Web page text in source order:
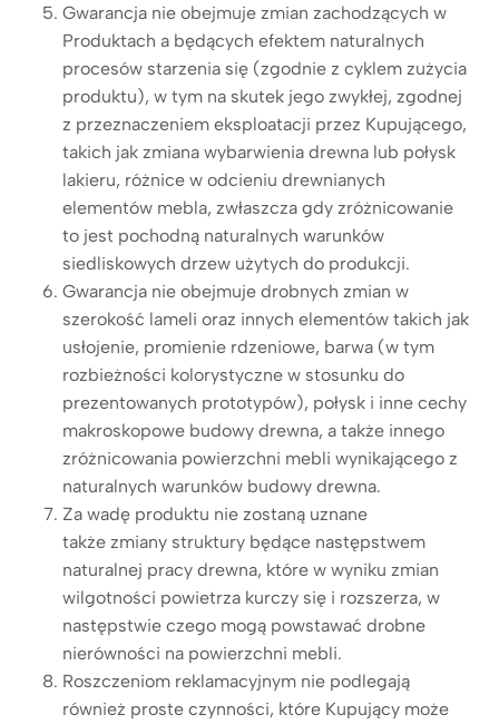
Gwarancja nie obejmuje zmian zachodzących w
Produktach a będących efektem naturalnych
procesów starzenia się (zgodnie z cyklem zużycia
produktu), w tym na skutek jego zwykłej, zgodnej
z przeznaczeniem eksploatacji przez Kupującego,
takich jak zmiana wybarwienia drewna lub połysk
lakieru, różnice w odcieniu drewnianych
elementów mebla, zwłaszcza gdy zróżnicowanie
to jest pochodną naturalnych warunków
siedliskowych drzew użytych do produkcji.
Gwarancja nie obejmuje drobnych zmian w
szerokość lameli oraz innych elementów takich jak
usłojenie, promienie rdzeniowe, barwa (w tym
rozbieżności kolorystyczne w stosunku do
prezentowanych prototypów), połysk i inne cechy
makroskopowe budowy drewna, a także innego
zróżnicowania powierzchni mebli wynikającego z
naturalnych warunków budowy drewna.
Za wadę produktu nie zostaną uznane
także zmiany struktury będące następstwem
naturalnej pracy drewna, które w wyniku zmian
wilgotności powietrza kurczy się i rozszerza, w
następstwie czego mogą powstawać drobne
nierówności na powierzchni mebli.
Roszczeniom reklamacyjnym nie podlegają
również proste czynności, które Kupujący może